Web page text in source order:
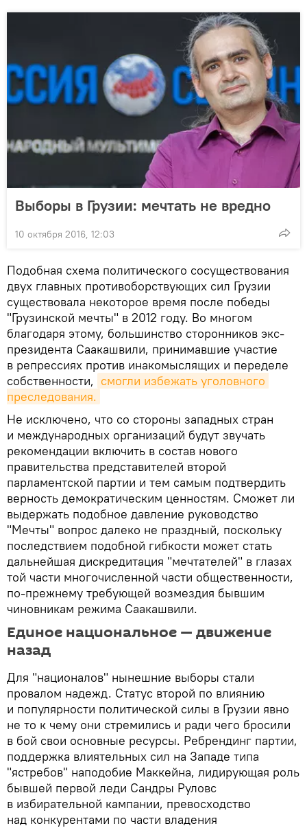
Выборы в Грузии: мечтать не вредно
10 октября 2016, 12:03
Подобная схема политического сосуществования
двух главных противоборствующих сил Грузии
существовала некоторое время после победы
"Грузинской мечты" в 2012 году. Во многом
благодаря этому, большинство сторонников экс-
президента Саакашвили, принимавшие участие
в репрессиях против инакомыслящих и переделе
собственности, смогли избежать уголовного
преследования.
Не исключено, что со стороны западных стран
и международных организаций будут звучать
рекомендации включить в состав нового
правительства представителей второй
парламентской партии и тем самым подтвердить
верность демократическим ценностям. Сможет ли
выдержать подобное давление руководство
"Мечты" вопрос далеко не праздный, поскольку
последствием подобной гибкости может стать
дальнейшая дискредитация "мечтателей" в глазах
той части многочисленной части общественности,
по-прежнему требующей возмездия бывшим
чиновникам режима Саакашвили.
Единое национальное — движение
назад
Для "националов" нынешние выборы стали
провалом надежд. Статус второй по влиянию
и популярности политической силы в Грузии явно
не то к чему они стремились и ради чего бросили
в бой свои основные ресурсы. Ребрендинг партии,
поддержка влиятельных сил на Западе типа
"ястребов" наподобие Маккейна, лидирующая роль
бывшей первой леди Сандры Руловс
в избирательной кампании, превосходство
над конкурентами по части владения